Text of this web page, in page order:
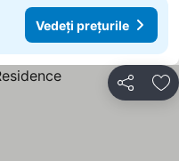
Vedeți prețurile
Distribuiți